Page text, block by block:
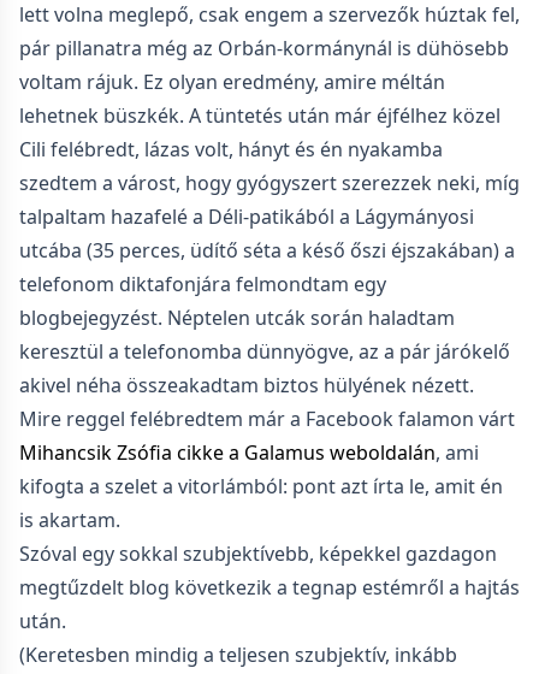
lett volna meglepő, csak engem a szervezők húztak fel,
pár pillanatra még az Orbán-kormánynál is dühösebb
voltam rájuk. Ez olyan eredmény, amire méltán
lehetnek büszkék. A tüntetés után már éjfélhez közel
Cili felébredt, lázas volt, hányt és én nyakamba
szedtem a várost, hogy gyógyszert szerezzek neki, míg
talpaltam hazafelé a Déli-patikából a Lágymányosi
utcába (35 perces, üdítő séta a késő őszi éjszakában) a
telefonom diktafonjára felmondtam egy
blogbejegyzést. Néptelen utcák során haladtam
keresztül a telefonomba dünnyögve, az a pár járókelő
akivel néha összeakadtam biztos hülyének nézett.
Mire reggel felébredtem már a Facebook falamon várt
Mihancsik Zsófia cikke a Galamus weboldalán, ami
kifogta a szelet a vitorlámból: pont azt írta le, amit én
is akartam.
Szóval egy sokkal szubjektívebb, képekkel gazdagon
megtűzdelt blog következik a tegnap estémről a hajtás
után.
(Keretesben mindig a teljesen szubjektív, inkább